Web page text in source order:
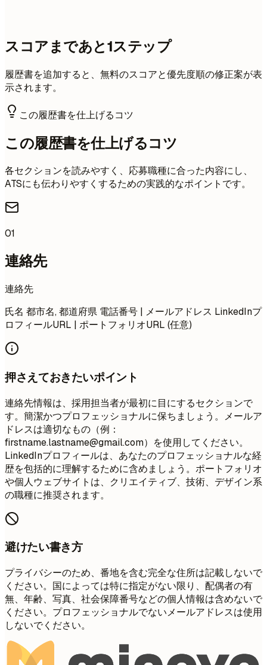
スコアまであと1ステップ
履歴書を追加すると、無料のスコアと優先度順の修正案が表
示されます。
この履歴書を仕上げるコツ
この履歴書を仕上げるコツ
各セクションを読みやすく、応募職種に合った内容にし、
ATSにも伝わりやすくするための実践的なポイントです。
01
連絡先
連絡先
氏名 都市名, 都道府県 電話番号 | メールアドレス LinkedInプ
ロフィールURL | ポートフォリオURL (任意)
押さえておきたいポイント
連絡先情報は、採用担当者が最初に目にするセクションで
す。簡潔かつプロフェッショナルに保ちましょう。メールア
ドレスは適切なもの（例：
firstname.lastname@gmail.com）を使用してください。
LinkedInプロフィールは、あなたのプロフェッショナルな経
歴を包括的に理解するために含めましょう。ポートフォリオ
や個人ウェブサイトは、クリエイティブ、技術、デザイン系
の職種に推奨されます。
避けたい書き方
プライバシーのため、番地を含む完全な住所は記載しないで
ください。国によっては特に指定がない限り、配偶者の有
無、年齢、写真、社会保障番号などの個人情報は含めないで
ください。プロフェッショナルでないメールアドレスは使用
しないでください。